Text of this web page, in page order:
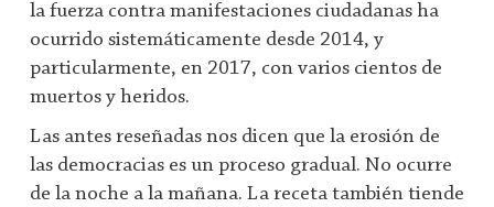
la fuerza contra manifestaciones ciudadanas ha
ocurrido sistemáticamente desde 2014, y
particularmente, en 2017, con varios cientos de
muertos y heridos.
Las antes reseñadas nos dicen que la erosión de
las democracias es un proceso gradual. No ocurre
de la noche a la mañana. La receta también tiende